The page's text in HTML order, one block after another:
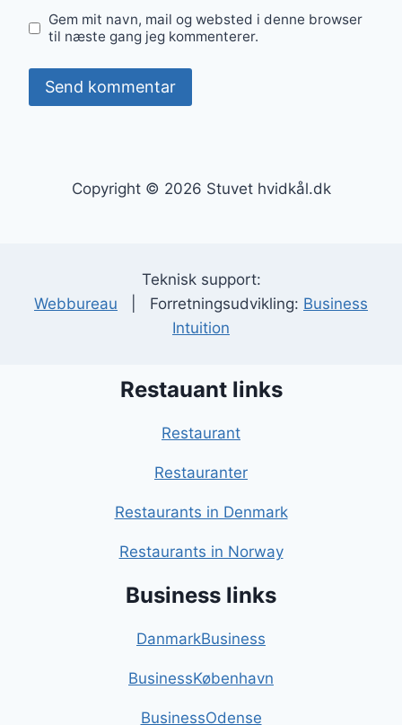
Gem mit navn, mail og websted i denne browser
til næste gang jeg kommenterer.
Copyright © 2026 Stuvet hvidkål.dk
Teknisk support:
Webbureau | Forretningsudvikling: Business
Intuition
Restauant links
Restaurant
Restauranter
Restaurants in Denmark
Restaurants in Norway
Business links
DanmarkBusiness
BusinessKøbenhavn
BusinessOdense